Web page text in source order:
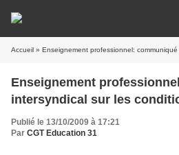
Accueil » Enseignement professionnel: communiqué
Enseignement
intersyndical sur les
Publié le 13/10/2009 à 17:21
Par CGT Education 31